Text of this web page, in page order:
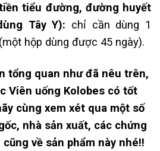
tiểu đường, đường huyết
Tây Y): chỉ cần dùng 1
hộp dùng được 45 ngày).
tổng quan như đã nêu trên,
Viên uống Kolobes có tốt
cùng xem xét qua một số
nhà sản xuất, các chứng
về sản phẩm này nhé!!